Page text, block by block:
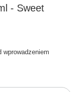
- Sweet
wprowadzeniem